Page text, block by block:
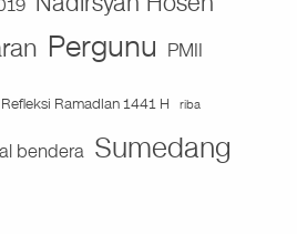
Pergunu PMII
Refleksi Ramadlan 1441 H riba
bendera Sumedang